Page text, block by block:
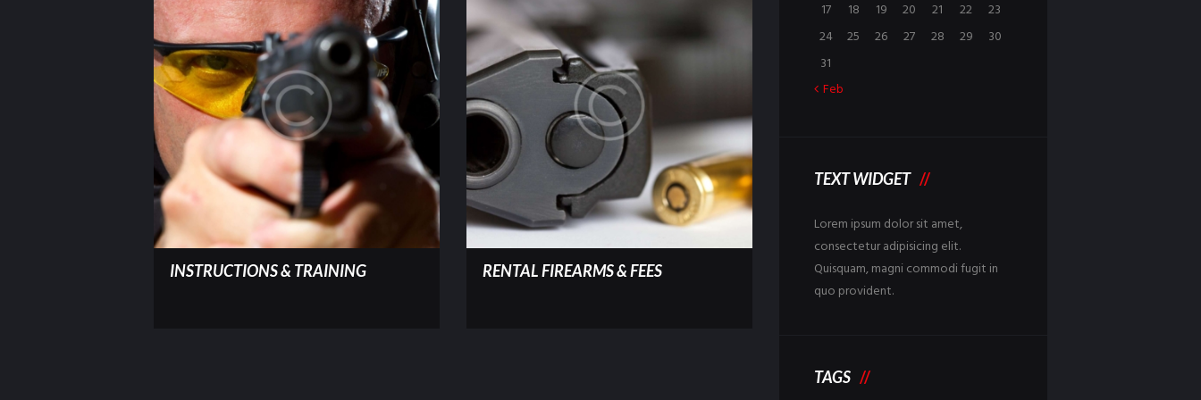
INSTRUCTIONS & TRAINING RENTAL FIREARMS & FEES
17 18 19 20 21 22
23
24
25 26 27 28 29
30
31
Feb
TEXT WIDGET
Lorem ipsum dolor sit amet,
consectetur adipisicing elit.
Quisquam, magni commodi fugit in
quo provident.
TAGS